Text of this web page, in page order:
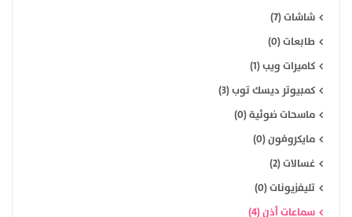
شاشات (7)
طابعات (0)
كاميرات ويب (1)
كمبيوتر ديسك توب (3)
ماسحات ضوئية (0)
مايكروفون (0)
غسالات (2)
تليفزيونات (0)
سماعات أذن (4)